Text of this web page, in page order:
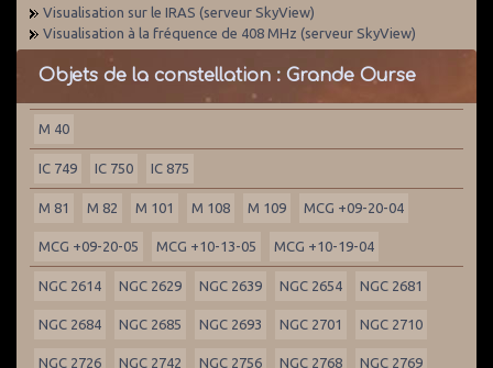
Visualisation sur le IRAS (serveur SkyView)
Visualisation à la fréquence de 408 MHz (serveur SkyView)
Objets de la constellation : Grande Ourse
M 40
IC 749 IC 750 IC 875
M 81 M 82 M 101 M 108 M 109 MCG +09-20-04
MCG +09-20-05 MCG +10-13-05 MCG +10-19-04
NGC 2614 NGC 2629 NGC 2639 NGC 2654 NGC 2681
NGC 2684 NGC 2685 NGC 2693 NGC 2701 NGC 2710
NGC 2726 NGC 2742 NGC 2756 NGC 2768 NGC 2769